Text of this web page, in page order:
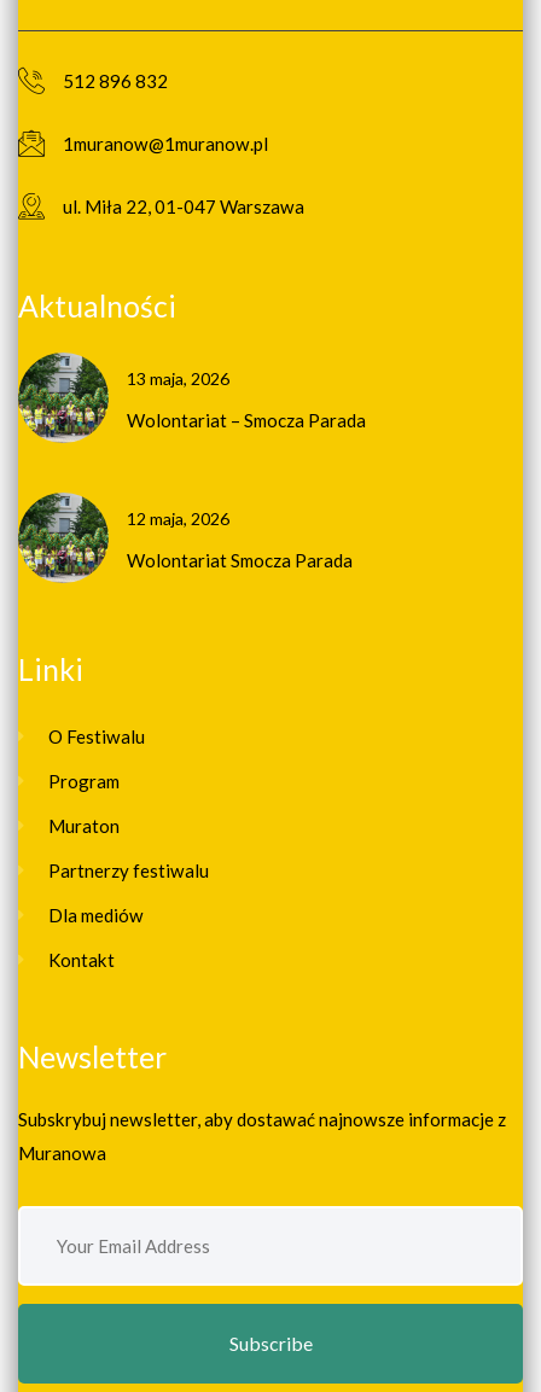
512 896 832
1muranow@1muranow.pl
ul. Miła 22, 01-047 Warszawa
Aktualności
13 maja, 2026
Wolontariat – Smocza Parada
12 maja, 2026
Wolontariat Smocza Parada
Linki
O Festiwalu
Program
Muraton
Partnerzy festiwalu
Dla mediów
Kontakt
Newsletter
Subskrybuj newsletter, aby dostawać najnowsze informacje z
Muranowa